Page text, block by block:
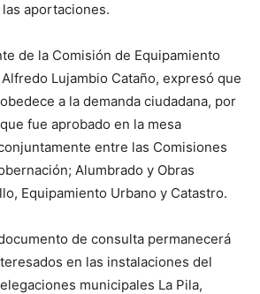
aportaciones.
de la Comisión de Equipamiento
Lujambio Cataño, expresó que
a la demanda ciudadana, por
fue aprobado en la mesa
entre las Comisiones
Alumbrado y Obras
Equipamiento Urbano y Catastro.
de consulta permanecerá
en las instalaciones del
municipales La Pila,